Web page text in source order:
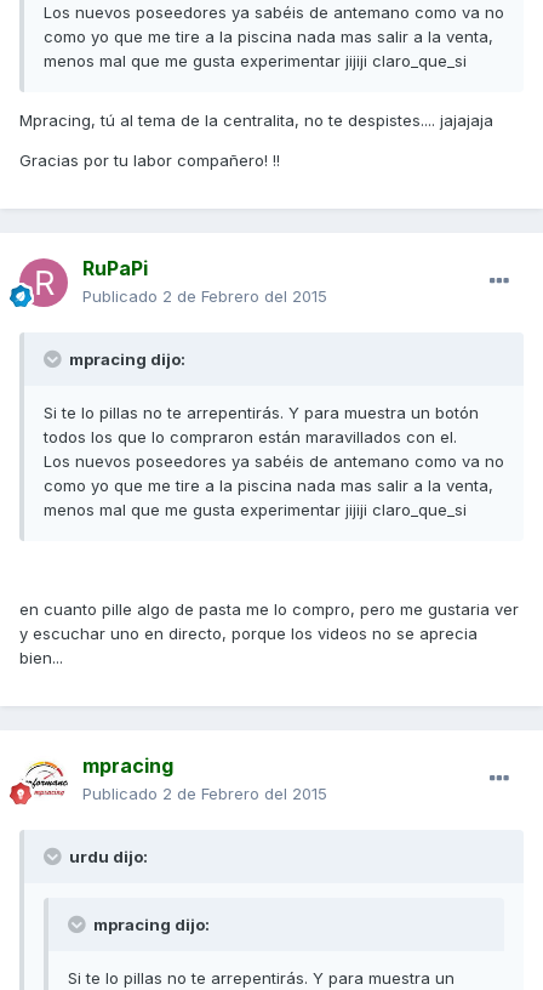
Los nuevos poseedores ya sabéis de antemano como va no
como yo que me tire a la piscina nada mas salir a la venta,
menos mal que me gusta experimentar jijiji claro_que_si
Mpracing, tú al tema de la centralita, no te despistes.... jajajaja
Gracias por tu labor compañero! !!
RuPaPi
Publicado 2 de Febrero del 2015
mpracing dijo:
Si te lo pillas no te arrepentirás. Y para muestra un botón
todos los que lo compraron están maravillados con el.
Los nuevos poseedores ya sabéis de antemano como va no
como yo que me tire a la piscina nada mas salir a la venta,
menos mal que me gusta experimentar jijiji claro_que_si
en cuanto pille algo de pasta me lo compro, pero me gustaria ver
y escuchar uno en directo, porque los videos no se aprecia
bien...
mpracing
Publicado 2 de Febrero del 2015
urdu dijo:
mpracing dijo:
Si te lo pillas no te arrepentirás. Y para muestra un